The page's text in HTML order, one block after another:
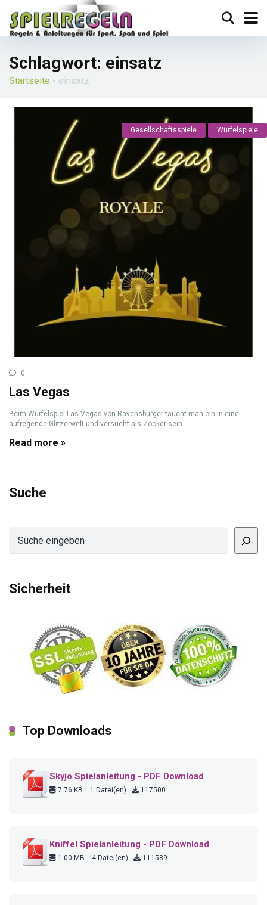
Schlagwort: einsatz
Startseite - einsatz
Gesellschaftsspiele Würfelspiele
0
Las Vegas
Beim Würfelspiel Las Vegas von Ravensburger taucht man ein in eine
aufregende Glitzerwelt und versucht als Zocker sein ...
Read more »
Suche
Sicherheit
Top Downloads
Skyjo Spielanleitung - PDF Download
7.76 KB 1 Datei(en) 117500
Kniffel Spielanleitung - PDF Download
1.00 MB 4 Datei(en) 111589